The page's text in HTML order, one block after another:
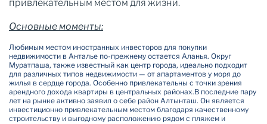
привлекательным местом для жизни.
Основные моменты:
Любимым местом иностранных инвесторов для покупки
недвижимости в Анталье по-прежнему остается Аланья. Округ
Муратпаша, также известный как центр города, идеально подходит
для различных типов недвижимости — от апартаментов у моря до
жилья в сердце города. Особенно привлекательны с точки зрения
арендного дохода квартиры в центральных районах.В последние пару
лет на рынке активно заявил о себе район Алтынташ. Он является
инвестиционно привлекательным местом благодаря качественному
строительству и выгодному расположению рядом с пляжем и